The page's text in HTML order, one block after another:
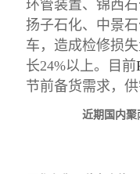
环管装置、锦西
扬子石化、中景
车，造成检修损
长24%以上。目前
节前备货需求，
近期国内聚